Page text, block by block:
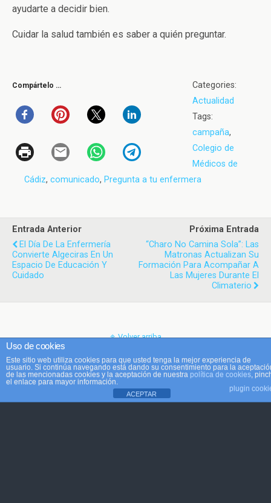
ayudarte a decidir bien.
Cuidar la salud también es saber a quién preguntar.
Compártelo …
Categories:
Actualidad
Tags:
campaña,
Colegio de
Médicos de
Cádiz, comunicado, Pregunta a tu enfermera
Entrada Anterior
El Día De La Enfermería
Convierte Algeciras En Un
Espacio De Educación Y
Cuidado
Próxima Entrada
“Charo No Camina Sola”: Las
Matronas Actualizan Su
Formación Para Acompañar A
Las Mujeres Durante El
Climaterio
Volver arriba
Móvil Escritorio
Uso de cookies
Este sitio web utiliza cookies para que usted tenga la mejor experiencia de
usuario. Si continúa navegando está dando su consentimiento para la
de las mencionadas cookies y la aceptación de nuestra política de cookies,
el enlace para mayor información.
plugin
ACEPTAR